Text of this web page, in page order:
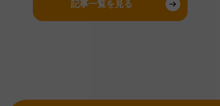
記事一覧を見る